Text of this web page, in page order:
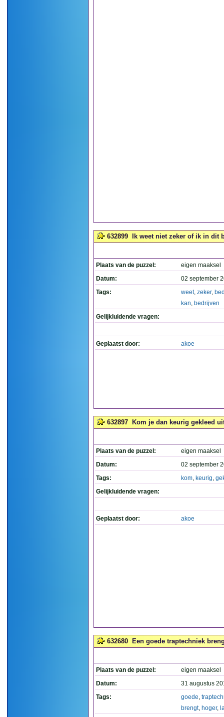
632899 Ik weet niet zeker of ik in dit
Plaats van de puzzel:
eigen maaksel
Datum:
02 september
Tags:
weet, zeker,
kan, bedrijven
Gelijkluidende vragen:
Geplaatst door: akoe
632897 Kom je dan keurig gekleed
Plaats van de puzzel:
eigen maaksel
Datum:
02 september
Tags:
kom, keurig,
Gelijkluidende vragen:
Geplaatst door: akoe
632680 Een goede traptechniek
Plaats van de puzzel:
eigen maaksel
Datum:
31 augustus
Tags:
goede,
brengt, hoger,